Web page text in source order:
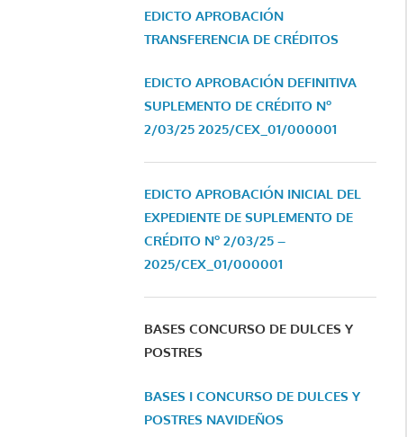
EDICTO APROBACIÓN
TRANSFERENCIA DE CRÉDITOS
EDICTO APROBACIÓN DEFINITIVA
SUPLEMENTO DE CRÉDITO Nº
2/03/25 2025/CEX_01/000001
EDICTO APROBACIÓN INICIAL DEL
EXPEDIENTE DE SUPLEMENTO DE
CRÉDITO Nº 2/03/25 –
2025/CEX_01/000001
BASES CONCURSO DE DULCES Y
POSTRES
BASES I CONCURSO DE DULCES Y
POSTRES NAVIDEÑOS